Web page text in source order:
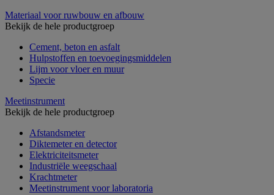
Materiaal voor ruwbouw en afbouw
Bekijk de hele productgroep
Cement, beton en asfalt
Hulpstoffen en toevoegingsmiddelen
Lijm voor vloer en muur
Specie
Meetinstrument
Bekijk de hele productgroep
Afstandsmeter
Diktemeter en detector
Elektriciteitsmeter
Industriële weegschaal
Krachtmeter
Meetinstrument voor laboratoria